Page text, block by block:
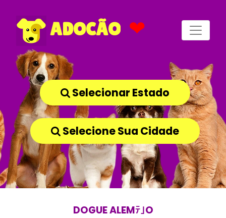
ADOCÃO ❤
Selecionar Estado
Selecione Sua Cidade
DOGUE ALEMﾃ｣O